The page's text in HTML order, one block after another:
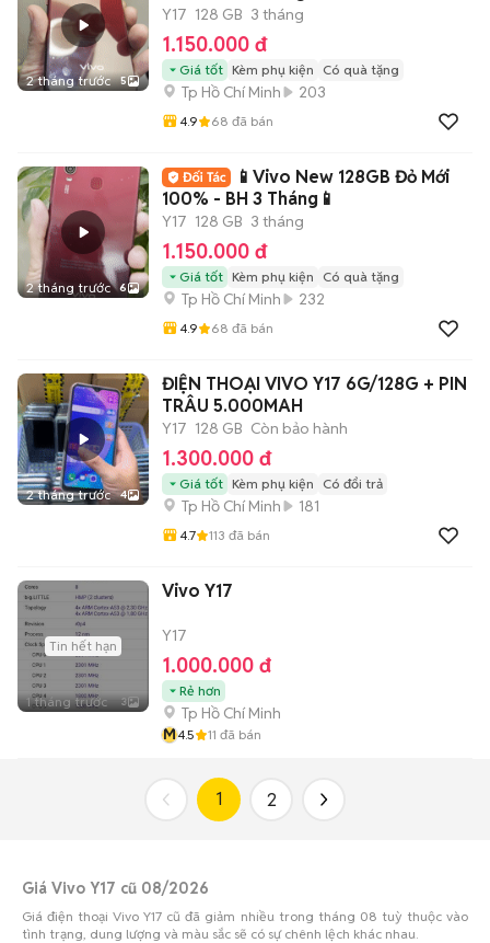
2 tháng trước 5
Y17 128 GB 3 tháng
1.150.000 đ
Giá tốt Kèm phụ kiện Có quà tặng
Tp Hồ Chí Minh 203
4.9 68 đã bán
2 tháng trước 6
📱Vivo New 128GB Đỏ Mới
100% - BH 3 Tháng📱
Y17 128 GB 3 tháng
1.150.000 đ
Giá tốt Kèm phụ kiện Có quà tặng
Tp Hồ Chí Minh 232
4.9 68 đã bán
2 tháng trước 4
ĐIỆN THOẠI VIVO Y17 6G/128G + PIN
TRÂU 5.000MAH
Y17 128 GB Còn bảo hành
1.300.000 đ
Giá tốt Kèm phụ kiện Có đổi trả
Tp Hồ Chí Minh 181
4.7 113 đã bán
Tin hết hạn
1 tháng trước 3
Vivo Y17
Y17
1.000.000 đ
Rẻ hơn
Tp Hồ Chí Minh
M4.5 11 đã bán
1 2
Giá Vivo Y17 cũ 08/2026
Giá điện thoại Vivo Y17 cũ đã giảm nhiều trong tháng 08 tuỳ thuộc vào
tình trạng, dung lượng và màu sắc sẽ có sự chênh lệch khác nhau.